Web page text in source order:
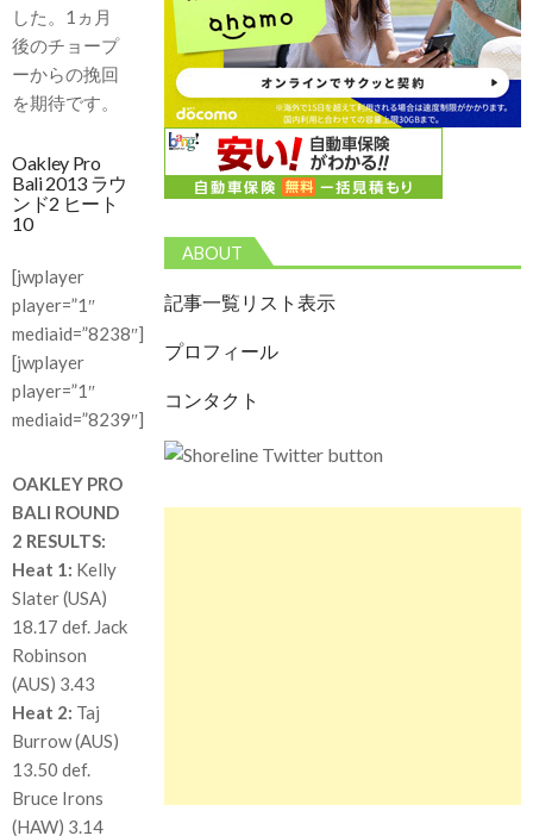
した。1ヵ月
後のチョープ
ーからの挽回
を期待です。
Oakley Pro
Bali 2013 ラウ
ンド2 ヒート
10
[jwplayer
player=”1″
mediaid=”8238″]
[jwplayer
player=”1″
mediaid=”8239″]
OAKLEY PRO
BALI ROUND
2 RESULTS:
Heat 1: Kelly
Slater (USA)
18.17 def. Jack
Robinson
(AUS) 3.43
Heat 2: Taj
Burrow (AUS)
13.50 def.
Bruce Irons
(HAW) 3.14
ABOUT
記事一覧リスト表示
プロフィール
コンタクト